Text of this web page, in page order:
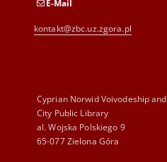
E-Mail
kontakt@zbc.uz.zgora.pl
Cyprian Norwid Voivodeship and
City Public Library
al. Wojska Polskiego 9
65-077 Zielona Góra